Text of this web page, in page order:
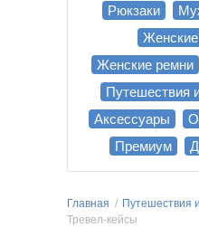
Рюкзаки
Женские ремни
Путешествия
Аксессуары
Премиум
Главная / Путешествия
Тревел-кейсы